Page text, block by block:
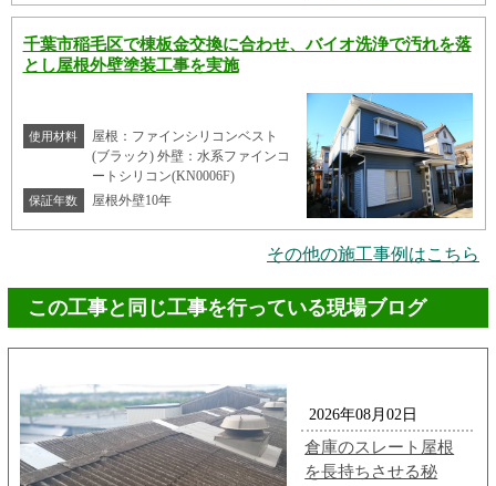
千葉市稲毛区で棟板金交換に合わせ、バイオ洗浄で汚れを落
とし屋根外壁塗装工事を実施
使用材料
屋根：ファインシリコンベスト
(ブラック) 外壁：水系ファインコ
ートシリコン(KN0006F)
保証年数 屋根外壁10年
その他の施工事例はこちら
この工事と同じ工事を行っている現場ブログ
2026年08月02日
倉庫のスレート屋根
を長持ちさせる秘